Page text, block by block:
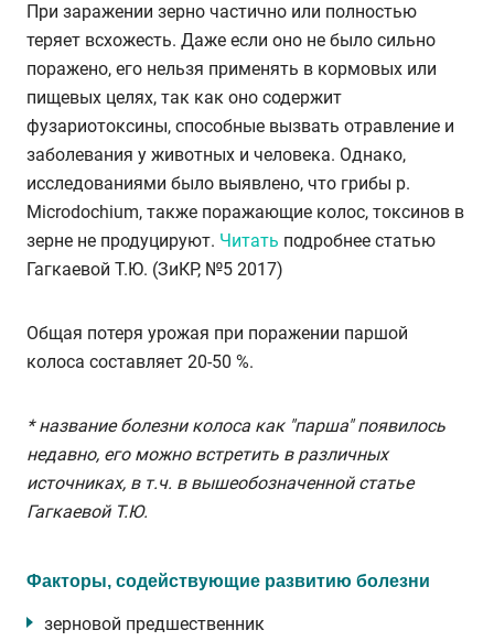
При заражении зерно частично или полностью
теряет всхожесть. Даже если оно не было сильно
поражено, его нельзя применять в кормовых или
пищевых целях, так как оно содержит
фузариотоксины, способные вызвать отравление и
заболевания у животных и человека. Однако,
исследованиями было выявлено, что грибы р.
Microdochium, также поражающие колос, токсинов в
зерне не продуцируют. Читать подробнее статью
Гагкаевой Т.Ю. (ЗиКР, №5 2017)
Общая потеря урожая при поражении паршой
колоса составляет 20-50 %.
* название болезни колоса как "парша" появилось
недавно, его можно встретить в различных
источниках, в т.ч. в вышеобозначенной статье
Гагкаевой Т.Ю.
Факторы, содействующие развитию болезни
зерновой предшественник